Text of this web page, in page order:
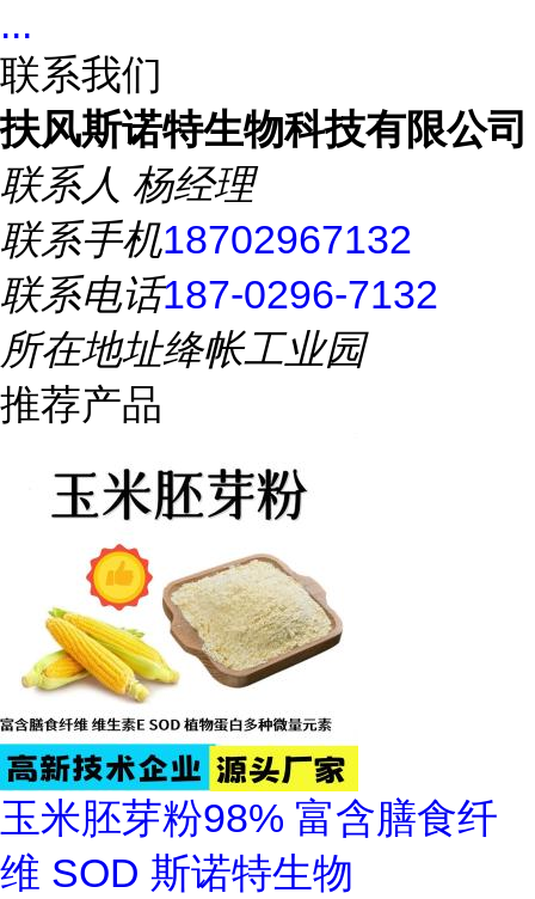
...
联系我们
扶风斯诺特生物科技有限公司
联系人 杨经理
联系手机18702967132
联系电话187-0296-7132
所在地址绛帐工业园
推荐产品
玉米胚芽粉98% 富含膳食纤
维 SOD 斯诺特生物